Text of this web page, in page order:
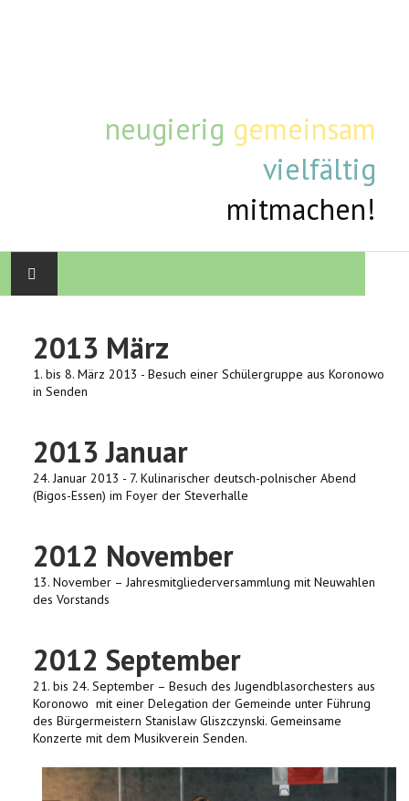
neugierig gemeinsam
vielfältig
mitmachen!
AKTUELLE TERMINE
CHRONOLOGIE
KORONOWO
BILDERGALERIEN
WIR ÜBER UNS
2013 März
1. bis 8. März 2013 - Besuch einer Schülergruppe aus Koronowo
in Senden
2013 Januar
24. Januar 2013 - 7. Kulinarischer deutsch-polnischer Abend
(Bigos-Essen) im Foyer der Steverhalle
2012 November
13. November – Jahresmitgliederversammlung mit Neuwahlen
des Vorstands
2012 September
21. bis 24. September – Besuch des Jugendblasorchesters aus
Koronowo mit einer Delegation der Gemeinde unter Führung
des Bürgermeistern Stanislaw Gliszczynski. Gemeinsame
Konzerte mit dem Musikverein Senden.